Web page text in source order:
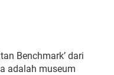
Benchmark’ dari
adalah museum